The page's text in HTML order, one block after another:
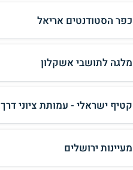
כפר הסטודנטים אריאל
מלגה לתושבי אשקלון
קטיף ישראלי - עמותת ציוני דרך
מעיינות ירושלים